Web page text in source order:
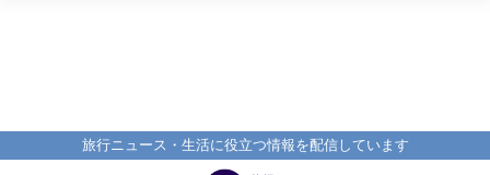
旅行ニュース・生活に役立つ情報を配信しています